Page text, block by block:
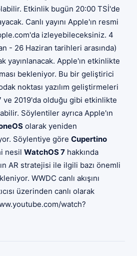
Etkinlik bugün 20:00 TSİ'de
Canlı yayını Apple'ın resmi
izleyebileceksiniz. 4
- 26 Haziran tarihleri ​​arasında)
yayınlanacak. Apple'ın etkinlikte
bekleniyor. Bu bir geliştirici
noktası yazılım geliştirmeleri
ve 2019'da olduğu gibi etkinlikte
Söylentiler ayrıca Apple'ın
olarak yeniden
Söylentiye göre Cupertino
nesil WatchOS 7 hakkında
AR stratejisi ile ilgili bazı önemli
WWDC canlı akışını
üzerinden canlı olarak
watch?